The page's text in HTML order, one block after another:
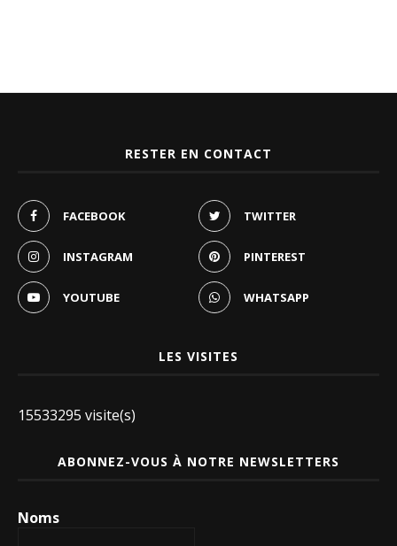
RESTER EN CONTACT
FACEBOOK TWITTER
INSTAGRAM PINTEREST
YOUTUBE WHATSAPP
LES VISITES
15533295 visite(s)
ABONNEZ-VOUS À NOTRE NEWSLETTERS
Noms